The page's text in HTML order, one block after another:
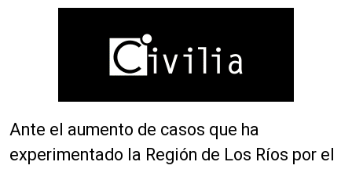
Ante el aumento de casos que ha
experimentado la Región de Los Ríos por el